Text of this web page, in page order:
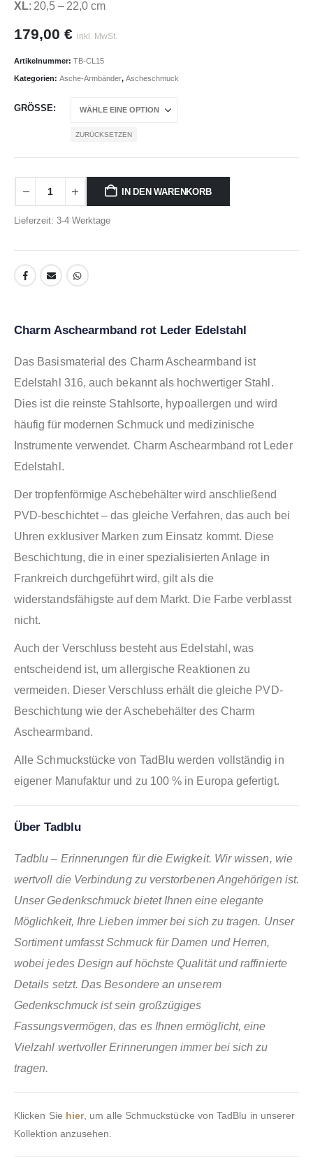
XL: 20,5 – 22,0 cm
179,00 € inkl. MwSt.
Artikelnummer: TB-CL15
Kategorien: Asche-Armbänder, Ascheschmuck
GRÖSSE
ZURÜCKSETZEN
IN DEN WARENKORB
Lieferzeit: 3-4 Werktage
Charm Aschearmband rot Leder Edelstahl
Das Basismaterial des Charm Aschearmband ist
Edelstahl 316, auch bekannt als hochwertiger Stahl.
Dies ist die reinste Stahlsorte, hypoallergen und wird
häufig für modernen Schmuck und medizinische
Instrumente verwendet. Charm Aschearmband rot Leder
Edelstahl.
Der tropfenförmige Aschebehälter wird anschließend
PVD-beschichtet – das gleiche Verfahren, das auch bei
Uhren exklusiver Marken zum Einsatz kommt. Diese
Beschichtung, die in einer spezialisierten Anlage in
Frankreich durchgeführt wird, gilt als die
widerstandsfähigste auf dem Markt. Die Farbe verblasst
nicht.
Auch der Verschluss besteht aus Edelstahl, was
entscheidend ist, um allergische Reaktionen zu
vermeiden. Dieser Verschluss erhält die gleiche PVD-
Beschichtung wie der Aschebehälter des Charm
Aschearmband.
Alle Schmuckstücke von TadBlu werden vollständig in
eigener Manufaktur und zu 100 % in Europa gefertigt.
Über Tadblu
Tadblu – Erinnerungen für die Ewigkeit. Wir wissen, wie
wertvoll die Verbindung zu verstorbenen Angehörigen ist.
Unser Gedenkschmuck bietet Ihnen eine elegante
Möglichkeit, Ihre Lieben immer bei sich zu tragen. Unser
Sortiment umfasst Schmuck für Damen und Herren,
wobei jedes Design auf höchste Qualität und raffinierte
Details setzt. Das Besondere an unserem
Gedenkschmuck ist sein großzügiges
Fassungsvermögen, das es Ihnen ermöglicht, eine
Vielzahl wertvoller Erinnerungen immer bei sich zu
tragen.
Klicken Sie hier, um alle Schmuckstücke von TadBlu in unserer
Kollektion anzusehen.